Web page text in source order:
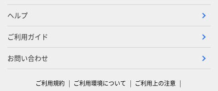
ヘルプ
ご利用ガイド
お問い合わせ
ご利用規約 ご利用環境について ご利用上の注意